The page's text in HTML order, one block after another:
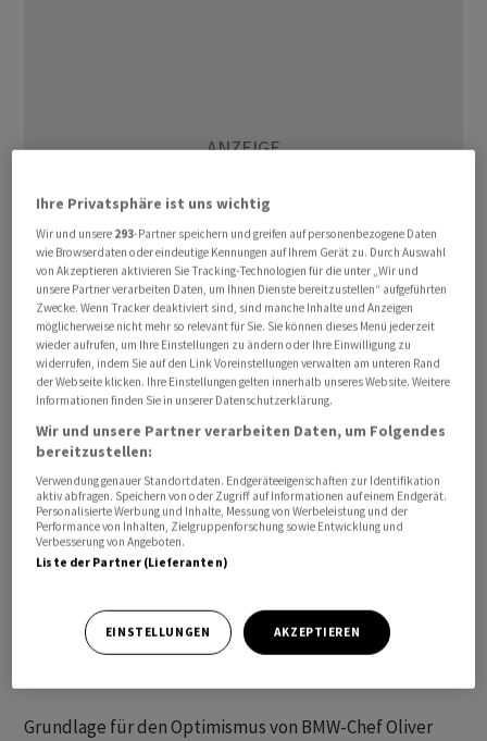
Die Marge des Ergebnisses vor Zinsen und Steuern im
Automobilbau erwartet das Management nun bei 9 bis
10,5 Prozent, wie der Dax -Konzern am Dienstag
überraschend mitteilte. BMW hatte bislang bei der am
Aktienmarkt stark beachteten Kennziffer 8 bis 10
Prozent in Aussicht gestellt. Bei den Auslieferungen
gehen die Münchener von einem soliden Wachstum
gegenüber dem Vorjahr aus - sprich um fünf bis zehn
Prozent. Bisher war nur ein leichtes Plus avisiert worden.
Finanzdienstleistungsgeschäft wird BMW
zuversichtlicher. Die BMW-Aktie fiel allerdings in einer
Grundlage für den Optimismus von BMW-Chef Oliver
Ihre Privatsphäre ist uns wichtig
Wir und unsere 293-Partner speichern und greifen auf personenbezogene Daten
wie Browserdaten oder eindeutige Kennungen auf Ihrem Gerät zu. Durch Auswahl
von Akzeptieren aktivieren Sie Tracking-Technologien für die unter „Wir und
unsere Partner verarbeiten Daten, um Ihnen Dienste bereitzustellen“ aufgeführten
Zwecke. Wenn Tracker deaktiviert sind, sind manche Inhalte und Anzeigen
möglicherweise nicht mehr so relevant für Sie. Sie können dieses Menü jederzeit
wieder aufrufen, um Ihre Einstellungen zu ändern oder Ihre Einwilligung zu
widerrufen, indem Sie auf den Link Voreinstellungen verwalten am unteren Rand
der Webseite klicken. Ihre Einstellungen gelten innerhalb unseres Website. Weitere
Informationen finden Sie in unserer Datenschutzerklärung.
Wir und unsere Partner verarbeiten Daten, um Folgendes
bereitzustellen:
Verwendung genauer Standortdaten. Endgeräteeigenschaften zur Identifikation
aktiv abfragen. Speichern von oder Zugriff auf Informationen auf einem Endgerät.
Personalisierte Werbung und Inhalte, Messung von Werbeleistung und der
Performance von Inhalten, Zielgruppenforschung sowie Entwicklung und
Verbesserung von Angeboten.
Liste der Partner (Lieferanten)
EINSTELLUNGEN AKZEPTIEREN